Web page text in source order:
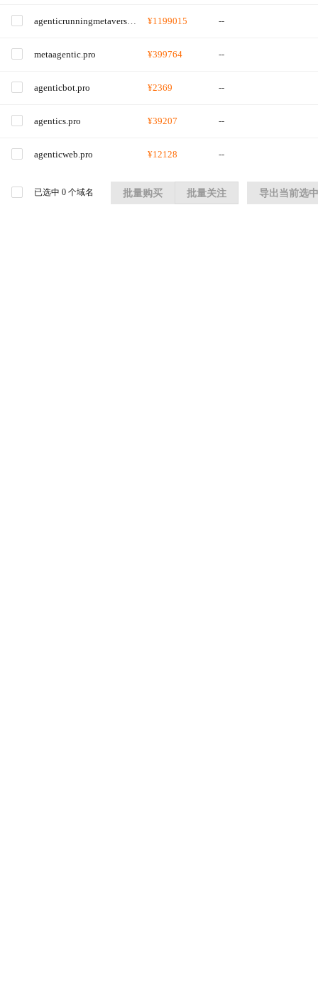
¥1199015 --
metaagentic.pro ¥399764 --
agenticbot.pro ¥2369 --
agentics.pro ¥39207 --
agenticweb.pro ¥12128 --
已选中 0 个域名 批量购买 批量关注 导出当前选中